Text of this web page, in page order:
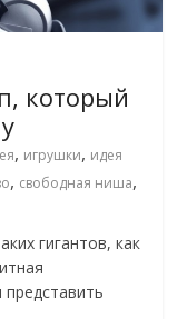
который
, игрушки, идея
, свободная ниша,
гигантов, как